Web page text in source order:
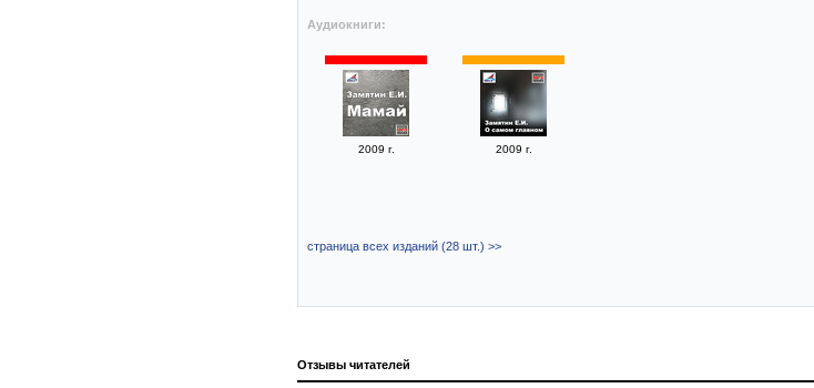
Аудиокниги:
2009 г. 2009 г.
страница всех изданий (28 шт.) >>
Отзывы читателей